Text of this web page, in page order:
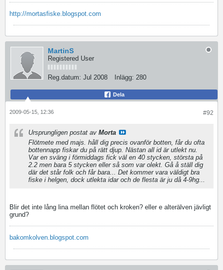
http://mortasfiske.blogspot.com
MartinS
Registered User
Reg.datum: Jul 2008 Inlägg: 280
Dela
#92
2009-05-15, 12:36
Ursprungligen postat av Morta
Flötmete med majs. håll dig precis ovanför botten, får du ofta
bottennapp fiskar du på rätt djup. Nästan all id är utlekt nu.
Var en sväng i förmiddags fick väl en 40 stycken, största på
2.2 men bara 5 stycken eller så som var olekt. Gå å ställ dig
där det står folk och får bara... Det kommer vara väldigt bra
fiske i helgen, dock utlekta idar och de flesta är ju då 4-9hg...
Blir det inte lång lina mellan flötet och kroken? eller e alterälven jävligt
grund?
bakomkolven.blogspot.com